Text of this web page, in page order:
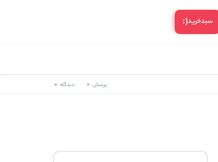
سبد‌خرید(:
پرسش 0 دیدگاه 0